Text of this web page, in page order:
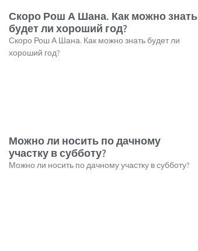
Скоро Рош А Шана. Как можно знать
будет ли хороший год?
Скоро Рош А Шана. Как можно знать будет ли
хороший год?
Можно ли носить по дачному
участку в субботу?
Можно ли носить по дачному участку в субботу?